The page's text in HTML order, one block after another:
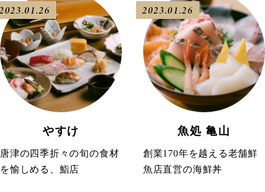
やすけ
唐津の四季折々の旬の食材
を愉しめる、鮨店
2023.01.26
魚処 亀山
創業170年を越える老舗鮮
魚店直営の海鮮丼